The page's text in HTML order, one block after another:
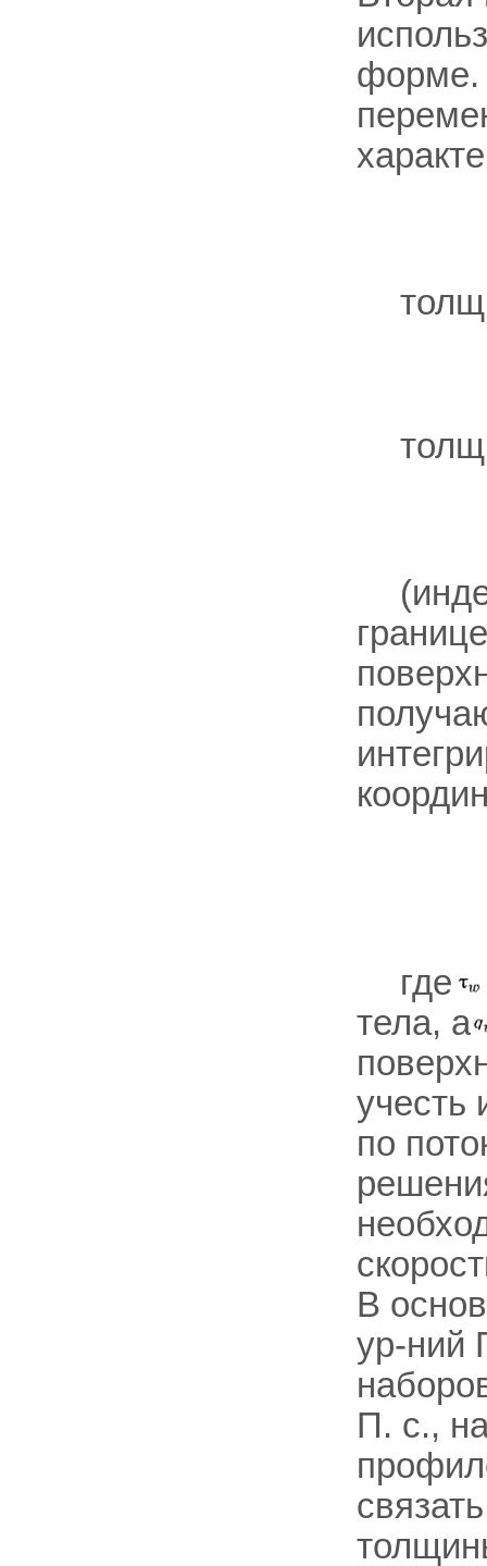
форме.
где
тела, а
учесть
по
В
ур-ний
П. с.,